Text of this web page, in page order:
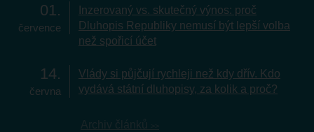
01
července
Inzerovaný vs. skutečný výnos: proč
Dluhopis Republiky nemusí být lepší volba
než spořicí účet
14
června
Vlády si půjčují rychleji než kdy dřív. Kdo
vydává státní dluhopisy, za kolik a proč?